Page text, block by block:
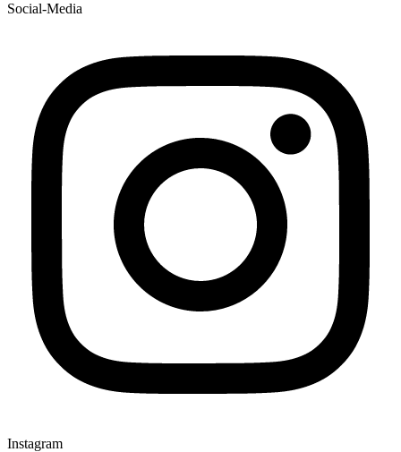
Social-Media
Instagram